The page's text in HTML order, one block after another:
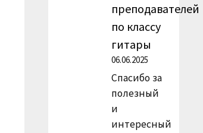
преподавателей
по классу
гитары
06.06.2025
Спасибо за
полезный
и
интересный